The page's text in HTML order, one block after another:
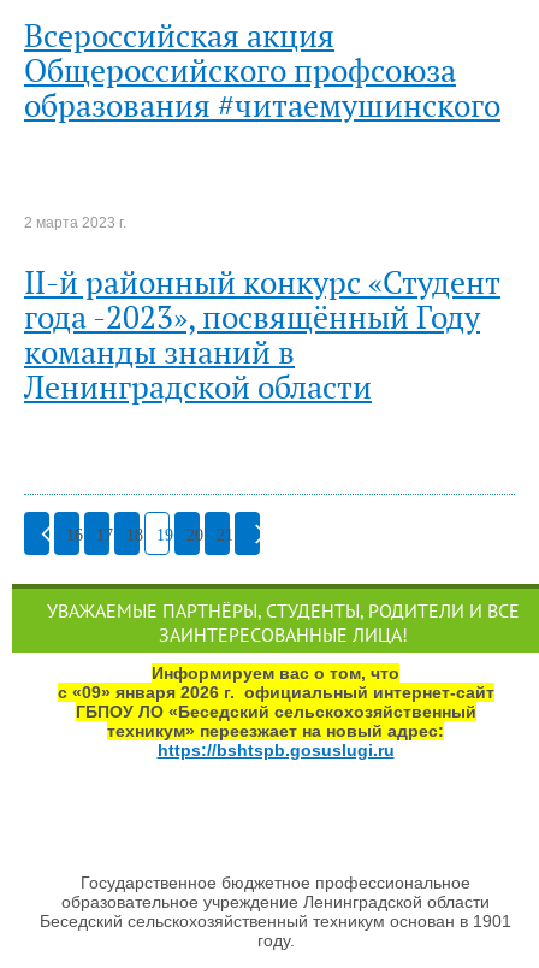
Всероссийская акция
Общероссийского профсоюза
образования #читаемушинского
2 марта 2023 г.
II-й районный конкурс «Студент
года -2023», посвящённый Году
команды знаний в
Ленинградской области
16 17 18 19 20 21
УВАЖАЕМЫЕ ПАРТНЁРЫ, СТУДЕНТЫ, РОДИТЕЛИ И ВСЕ
ЗАИНТЕРЕСОВАННЫЕ ЛИЦА!
Информируем вас о том, что
с «09» января 2026 г. официальный интернет‑сайт
ГБПОУ ЛО «Беседский сельскохозяйственный
техникум» переезжает на новый адрес:
https://bshtspb.gosuslugi.ru
Государственное бюджетное профессиональное
образовательное учреждение Ленинградской области
Беседский сельскохозяйственный техникум основан в 1901
году.